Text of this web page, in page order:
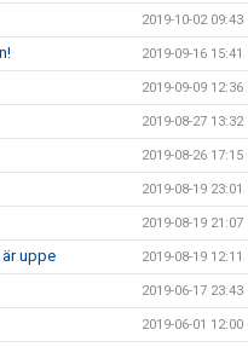
2019-10-02 09:43
2019-09-16 15:41
2019-09-09 12:36
2019-08-27 13:32
2019-08-26 17:15
2019-08-19 23:01
2019-08-19 21:07
uppe 2019-08-19 12:11
2019-06-17 23:43
2019-06-01 12:00